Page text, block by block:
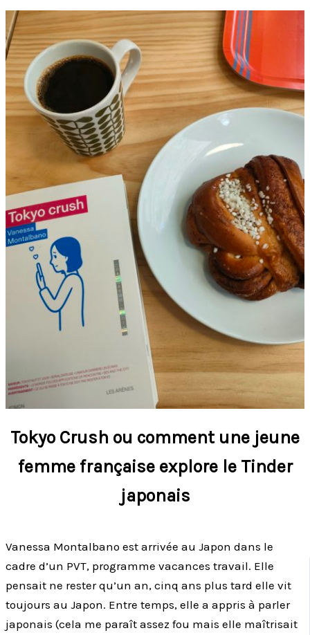
Tokyo Crush ou comment une jeune
femme française explore le Tinder
japonais
Vanessa Montalbano est arrivée au Japon dans le
cadre d’un PVT, programme vacances travail. Elle
pensait ne rester qu’un an, cinq ans plus tard elle vit
toujours au Japon. Entre temps, elle a appris à parler
japonais (cela me paraît assez fou mais elle maîtrisait